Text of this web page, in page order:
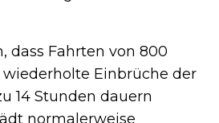
dass Fahrten von 800
Einbrüche der
14 Stunden dauern
normalerweise